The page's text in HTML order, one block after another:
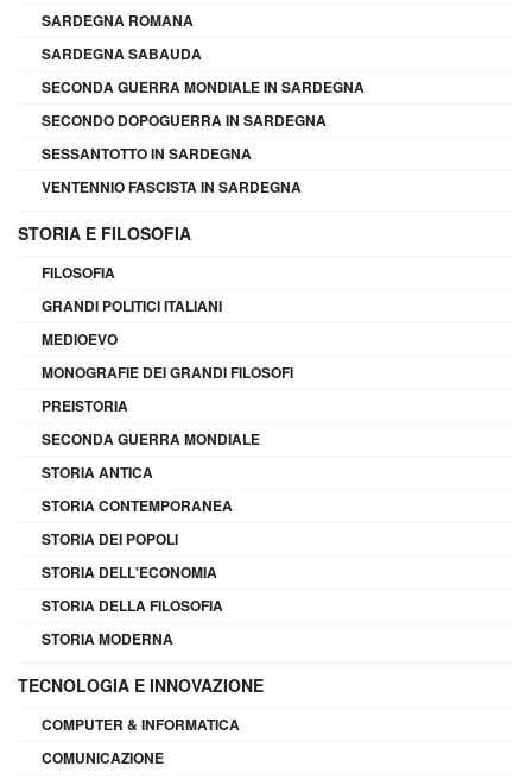
SARDEGNA ROMANA
SARDEGNA SABAUDA
SECONDA GUERRA MONDIALE IN SARDEGNA
SECONDO DOPOGUERRA IN SARDEGNA
SESSANTOTTO IN SARDEGNA
VENTENNIO FASCISTA IN SARDEGNA
STORIA E FILOSOFIA
FILOSOFIA
GRANDI POLITICI ITALIANI
MEDIOEVO
MONOGRAFIE DEI GRANDI FILOSOFI
PREISTORIA
SECONDA GUERRA MONDIALE
STORIA ANTICA
STORIA CONTEMPORANEA
STORIA DEI POPOLI
STORIA DELL'ECONOMIA
STORIA DELLA FILOSOFIA
STORIA MODERNA
TECNOLOGIA E INNOVAZIONE
COMPUTER & INFORMATICA
COMUNICAZIONE